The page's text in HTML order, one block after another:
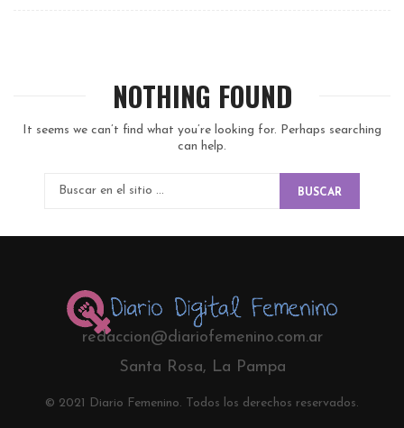
NOTHING FOUND
It seems we can’t find what you’re looking for. Perhaps searching
can help.
BUSCAR
redaccion@diariofemenino.com.ar
Santa Rosa, La Pampa
© 2021 Diario Femenino. Todos los derechos reservados.